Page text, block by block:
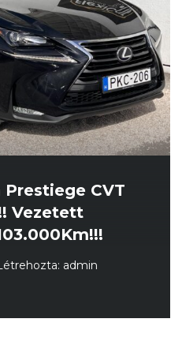
Prestiege CVT
Vezetett
admin